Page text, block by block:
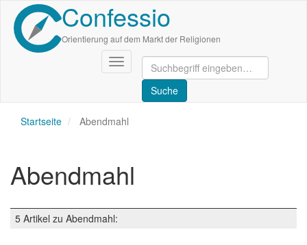
Direkt
zum
Inhalt
Confessio
Orientierung auf dem Markt der Religionen
Navigation
aktivieren/deaktivieren
Startseite Abendmahl
Abendmahl
5 Artikel zu Abendmahl: